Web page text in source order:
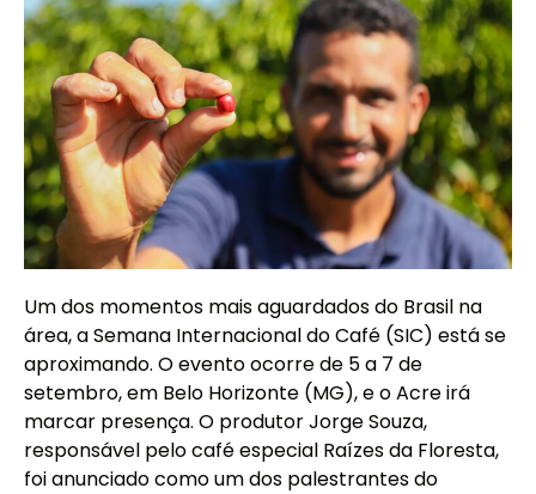
Um dos momentos mais aguardados do Brasil na
área, a Semana Internacional do Café (SIC) está se
aproximando. O evento ocorre de 5 a 7 de
setembro, em Belo Horizonte (MG), e o Acre irá
marcar presença. O produtor Jorge Souza,
responsável pelo café especial Raízes da Floresta,
foi anunciado como um dos palestrantes do